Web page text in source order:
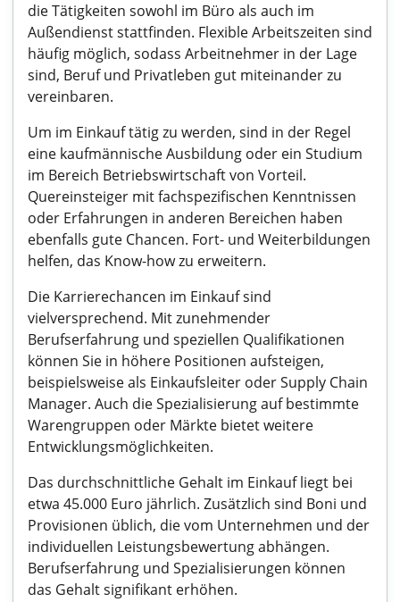
die Tätigkeiten sowohl im Büro als auch im
Außendienst stattfinden. Flexible Arbeitszeiten sind
häufig möglich, sodass Arbeitnehmer in der Lage
sind, Beruf und Privatleben gut miteinander zu
vereinbaren.
Um im Einkauf tätig zu werden, sind in der Regel
eine kaufmännische Ausbildung oder ein Studium
im Bereich Betriebswirtschaft von Vorteil.
Quereinsteiger mit fachspezifischen Kenntnissen
oder Erfahrungen in anderen Bereichen haben
ebenfalls gute Chancen. Fort- und Weiterbildungen
helfen, das Know-how zu erweitern.
Die Karrierechancen im Einkauf sind
vielversprechend. Mit zunehmender
Berufserfahrung und speziellen Qualifikationen
können Sie in höhere Positionen aufsteigen,
beispielsweise als Einkaufsleiter oder Supply Chain
Manager. Auch die Spezialisierung auf bestimmte
Warengruppen oder Märkte bietet weitere
Entwicklungsmöglichkeiten.
Das durchschnittliche Gehalt im Einkauf liegt bei
etwa 45.000 Euro jährlich. Zusätzlich sind Boni und
Provisionen üblich, die vom Unternehmen und der
individuellen Leistungsbewertung abhängen.
Berufserfahrung und Spezialisierungen können
das Gehalt signifikant erhöhen.